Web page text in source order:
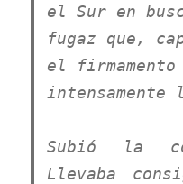
el Sur en
fugaz que,
el firmamento
intensamente
Subió la
Llevaba